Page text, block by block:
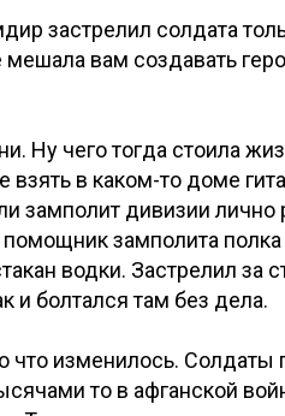
застрелил солдата
вам создавать
Ну чего тогда стоила
в каком-то доме
замполит дивизии лично
замполита
водки. Застрелил за
и болтался там без дела.
что изменилось.
то в афганской